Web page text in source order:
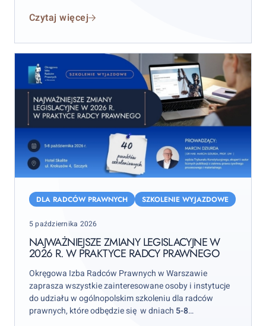
Czytaj więcej
zmiany
2026
praktyce
radcy
prawnego
DLA RADCÓW PRAWNYCH SZKOLENIE WYJAZDOWE
Posted
5 października 2026
NAJWAŻNIEJSZE ZMIANY LEGISLACYJNE W
2026 R. W PRAKTYCE RADCY PRAWNEGO
Okręgowa Izba Radców Prawnych w Warszawie
zaprasza wszystkie zainteresowane osoby i instytucje
do udziału w ogólnopolskim szkoleniu dla radców
prawnych, które odbędzie się w dniach 5-8